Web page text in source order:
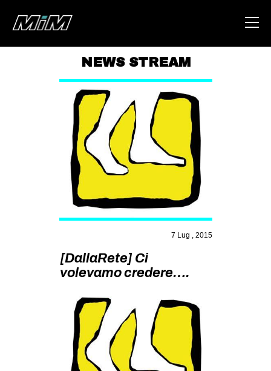
ABOUT
AREA
DEGENERAZIONE
GAZA FREESTYLE
CSOA LAMBRETTA
STUDENTI TSUNAMI
ZAM
MILANO
MOBILITAZIONI
SPAZI
SPORT POPOLARE
MOVIMENTI
NEWS STREAM
7 Lug , 2015
[DallaRete] Ci
volevamo credere….